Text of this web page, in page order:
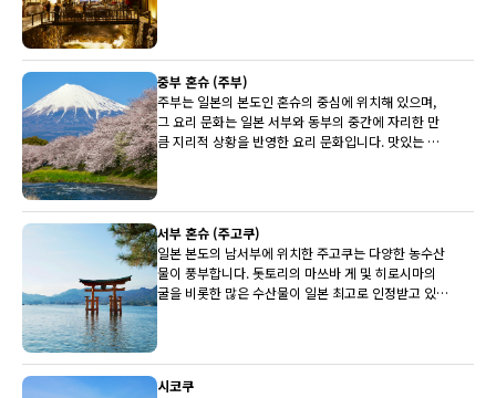
중부 혼슈 (주부)
주부는 일본의 본도인 혼슈의 중심에 위치해 있으며,
그 요리 문화는 일본 서부와 동부의 중간에 자리한 만
큼 지리적 상황을 반영한 요리 문화입니다. 맛있는 히
서부 혼슈 (주고쿠)
일본 본도의 남서부에 위치한 주고쿠는 다양한 농수산
물이 풍부합니다. 돗토리의 마쓰바 게 및 히로시마의
굴을 비롯한 많은 수산물이 일본 최고로 인정받고 있습
시코쿠